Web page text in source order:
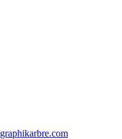
graphikarbre.com